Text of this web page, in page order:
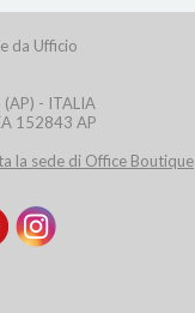
da Ufficio
- ITALIA
152843 AP
la sede di Office Boutique